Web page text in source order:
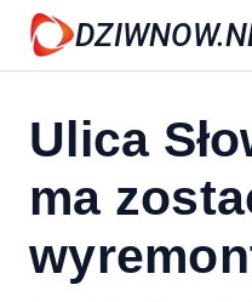
Przejdź
treści
Ulica
ma